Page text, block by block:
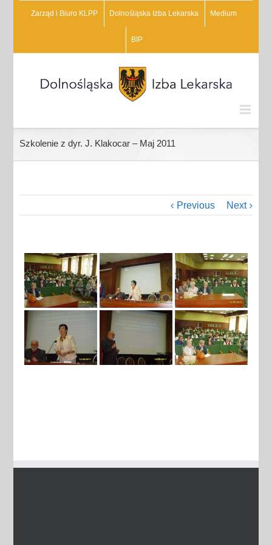
Zarząd i Biuro KLPP Dolnośląska Izba Lekarska Medium
BIP
Szkolenie z dyr. J. Klakocar – Maj 2011
Previous Next